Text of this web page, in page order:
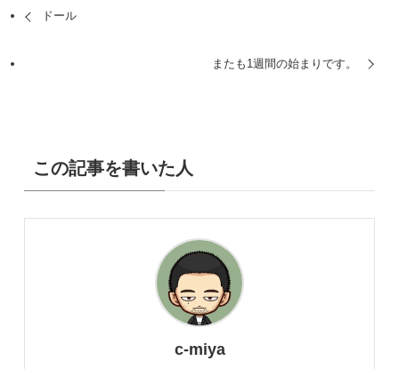
ドール
またも1週間の始まりです。
この記事を書いた人
c-miya